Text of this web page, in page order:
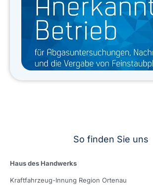
So finden Sie uns
Haus des Handwerks
Kraftfahrzeug-Innung Region Ortenau